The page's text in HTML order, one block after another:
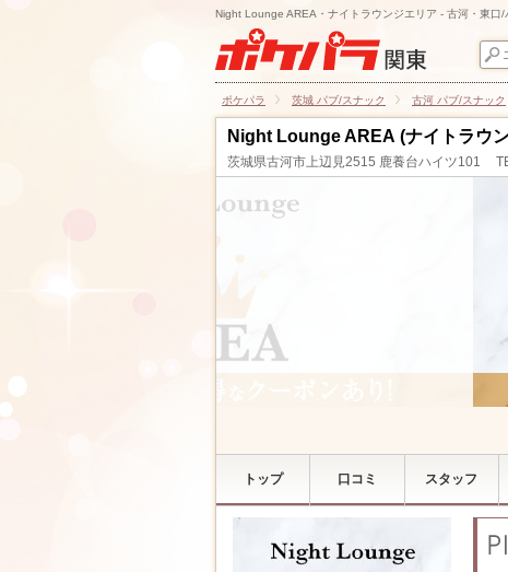
Night Lounge AREA・ナイトラウンジエリア - 古河・東口/
ポケパラ 茨城 パブ/スナック 古河 パブ/スナック
Night Lounge AREA (ナイトラウ
茨城県古河市上辺見2515 鹿養台ハイツ101
トップ 口コミ スタッフ